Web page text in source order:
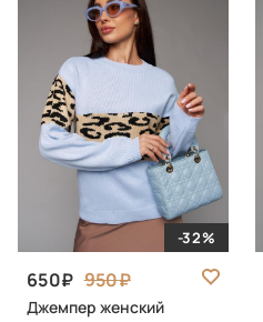
-32%
650 950
Джемпер женский